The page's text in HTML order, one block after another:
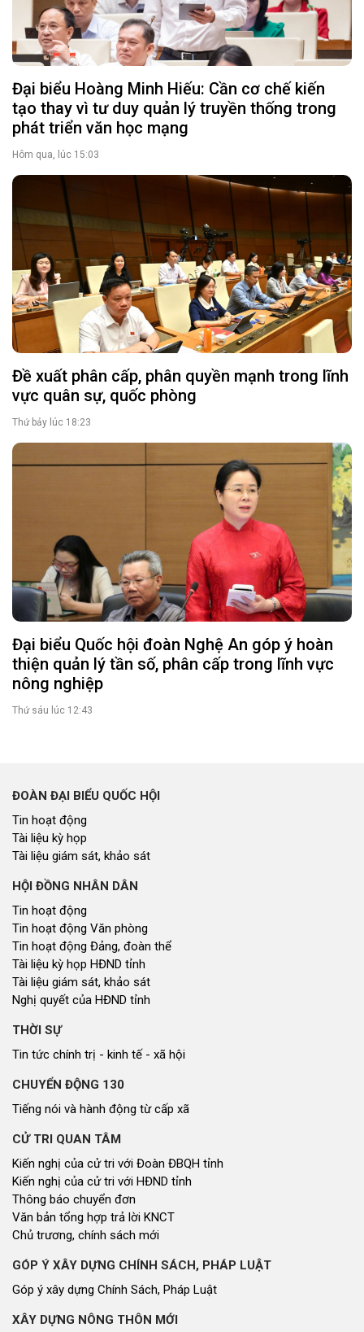
Đại biểu Hoàng Minh Hiếu: Cần cơ chế kiến
tạo thay vì tư duy quản lý truyền thống trong
phát triển văn học mạng
Hôm qua, lúc 15:03
Đề xuất phân cấp, phân quyền mạnh trong lĩnh
vực quân sự, quốc phòng
Thứ bảy lúc 18:23
Đại biểu Quốc hội đoàn Nghệ An góp ý hoàn
thiện quản lý tần số, phân cấp trong lĩnh vực
nông nghiệp
Thứ sáu lúc 12:43
ĐOÀN ĐẠI BIỂU QUỐC HỘI
Tin hoạt động
Tài liệu kỳ họp
Tài liệu giám sát, khảo sát
HỘI ĐỒNG NHÂN DÂN
Tin hoạt động
Tin hoạt động Văn phòng
Tin hoạt động Đảng, đoàn thể
Tài liệu kỳ họp HĐND tỉnh
Tài liệu giám sát, khảo sát
Nghị quyết của HĐND tỉnh
THỜI SỰ
Tin tức chính trị - kinh tế - xã hội
CHUYỂN ĐỘNG 130
Tiếng nói và hành động từ cấp xã
CỬ TRI QUAN TÂM
Kiến nghị của cử tri với Đoàn ĐBQH tỉnh
Kiến nghị của cử tri với HĐND tỉnh
Thông báo chuyển đơn
Văn bản tổng hợp trả lời KNCT
Chủ trương, chính sách mới
GÓP Ý XÂY DỰNG CHÍNH SÁCH, PHÁP LUẬT
Góp ý xây dựng Chính Sách, Pháp Luật
XÂY DỰNG NÔNG THÔN MỚI